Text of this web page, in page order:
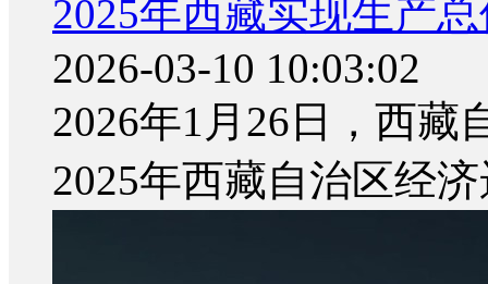
2025年西藏实现生产
2026-03-10 10:03:02
2026年1月26日，西藏
2025年西藏自治区经